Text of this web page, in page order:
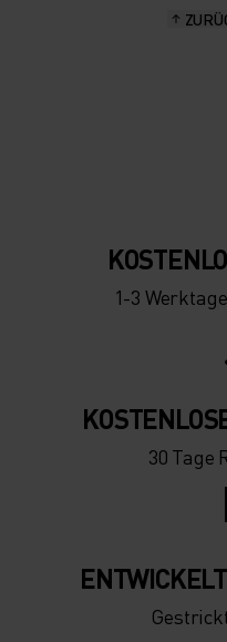
-5°
-15°
-20°
-25°
-30°
1-3
30 Tage